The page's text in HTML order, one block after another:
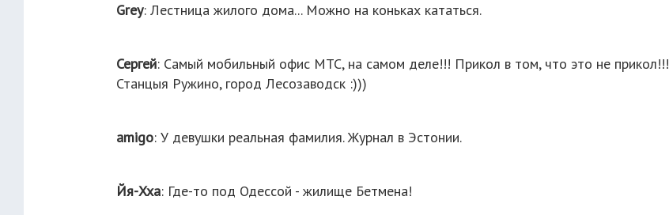
Grey: Лестница жилого дома... Можно на коньках кататься.
Сергей: Самый мобильный офис МТС, на самом деле!!! Прикол в том, что это не прикол!!!
Станцыя Ружино, город Лесозаводск :)))
amigo: У девушки реальная фамилия. Журнал в Эстонии.
Йя-Хха: Где-то под Одессой - жилище Бетмена!